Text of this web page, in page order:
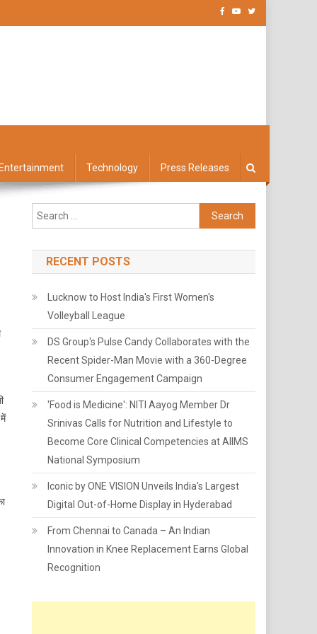
Technology Press Releases
Search
for:
RECENT POSTS
Lucknow to Host India's First Women's
Volleyball League
DS Group's Pulse Candy Collaborates with the
Recent Spider-Man Movie with a 360-Degree
Consumer Engagement Campaign
'Food is Medicine': NITI Aayog Member Dr
Srinivas Calls for Nutrition and Lifestyle to
Become Core Clinical Competencies at AIIMS
National Symposium
Iconic by ONE VISION Unveils India's Largest
Digital Out-of-Home Display in Hyderabad
From Chennai to Canada – An Indian
Innovation in Knee Replacement Earns Global
Recognition